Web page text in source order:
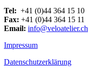
Tel: +41 (0)44 364 15 10
Fax: +41 (0)44 364 15 11
Email: info@veloatelier.ch
Impressum
Datenschutzerklärung